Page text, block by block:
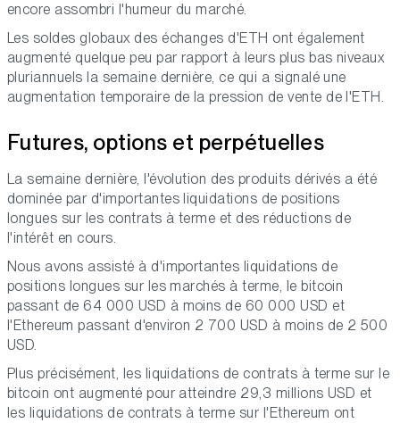
encore assombri l'humeur du marché.
Les soldes globaux des échanges d'ETH ont également
augmenté quelque peu par rapport à leurs plus bas niveaux
pluriannuels la semaine dernière, ce qui a signalé une
augmentation temporaire de la pression de vente de l'ETH.
Futures, options et perpétuelles
La semaine dernière, l'évolution des produits dérivés a été
dominée par d'importantes liquidations de positions
longues sur les contrats à terme et des réductions de
l'intérêt en cours.
Nous avons assisté à d'importantes liquidations de
positions longues sur les marchés à terme, le bitcoin
passant de 64 000 USD à moins de 60 000 USD et
l'Ethereum passant d'environ 2 700 USD à moins de 2 500
USD.
Plus précisément, les liquidations de contrats à terme sur le
bitcoin ont augmenté pour atteindre 29,3 millions USD et
les liquidations de contrats à terme sur l'Ethereum ont